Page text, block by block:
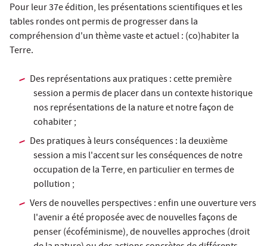
Pour leur 37e édition, les présentations scientifiques et les
tables rondes ont permis de progresser dans la
compréhension d'un thème vaste et actuel : (co)habiter la
Terre.
Des représentations aux pratiques : cette première
session a permis de placer dans un contexte historique
nos représentations de la nature et notre façon de
cohabiter ;
Des pratiques à leurs conséquences : la deuxième
session a mis l'accent sur les conséquences de notre
occupation de la Terre, en particulier en termes de
pollution ;
Vers de nouvelles perspectives : enfin une ouverture vers
l'avenir a été proposée avec de nouvelles façons de
penser (écoféminisme), de nouvelles approches (droit